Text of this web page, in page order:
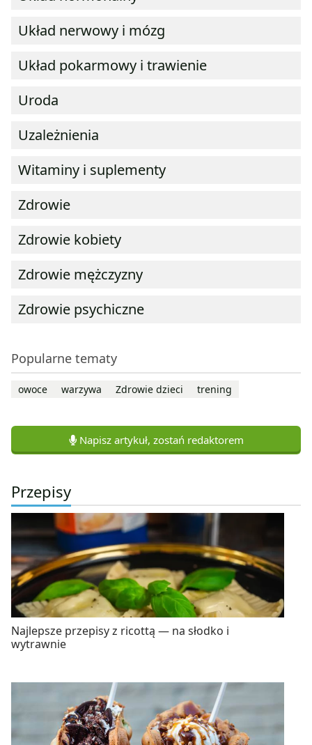
Układ nerwowy i mózg
Układ pokarmowy i trawienie
Uroda
Uzależnienia
Witaminy i suplementy
Zdrowie
Zdrowie kobiety
Zdrowie mężczyzny
Zdrowie psychiczne
Popularne tematy
owoce warzywa Zdrowie dzieci trening
Napisz artykuł, zostań redaktorem
Przepisy
Najlepsze przepisy z ricottą — na słodko i
wytrawnie